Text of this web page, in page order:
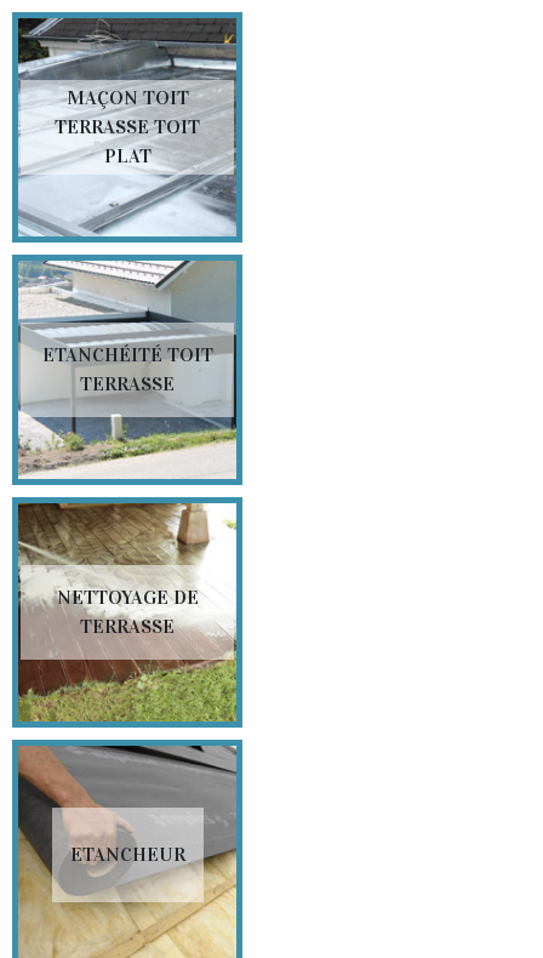
MAÇON TOIT
TERRASSE TOIT
PLAT
ETANCHÉITÉ TOIT
TERRASSE
NETTOYAGE DE
TERRASSE
ETANCHEUR